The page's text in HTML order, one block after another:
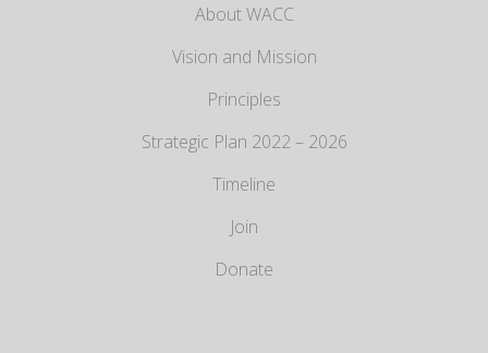
About WACC
Vision and Mission
Principles
Strategic Plan 2022 – 2026
Timeline
Join
Donate